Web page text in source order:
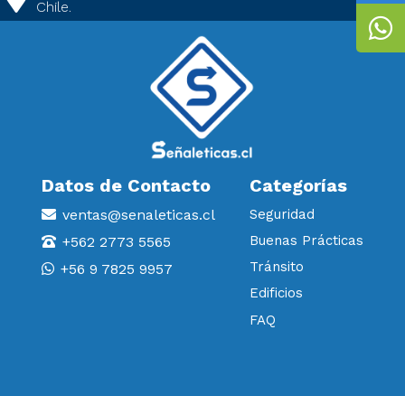
Chile.
Datos de Contacto
ventas@senaleticas.cl
+562 2773 5565
+56 9 7825 9957
Categorías
Seguridad
Buenas Prácticas
Tránsito
Edificios
FAQ